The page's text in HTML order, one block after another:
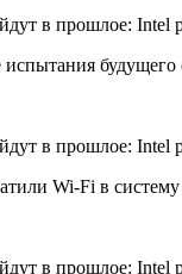
будущего
Wi-Fi в систему